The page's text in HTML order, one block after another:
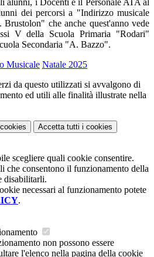
alunni, i Docenti e il Personale ATA al
dei percorsi a "Indirizzo musicale
che anche quest'anno vede
V della Scuola Primaria "Rodari"
Secondaria "A. Bazzo".
Musicale Natale 2025
da questo utilizzati si avvalgono di
ed utili alle finalità illustrate nella
Accetta tutti i cookies
scegliere quali cookie consentire.
che consentono il funzionamento della
disabilitarli.
necessari al funzionamento potete
.
non possono essere
l'elenco nella pagina della cookie